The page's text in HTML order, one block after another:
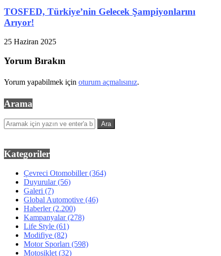
TOSFED, Türkiye’nin Gelecek Şampiyonlarını
Arıyor!
25 Haziran 2025
Yorum Bırakın
Yorum yapabilmek için oturum açmalısınız.
Arama
Kategoriler
Çevreci Otomobiller(364)
Duyurular(56)
Galeri (7)
Global Automotive (46)
Haberler(2.200)
Kampanyalar(278)
Life Style (61)
Modifiye (82)
Motor Sporları (598)
Motosiklet (32)